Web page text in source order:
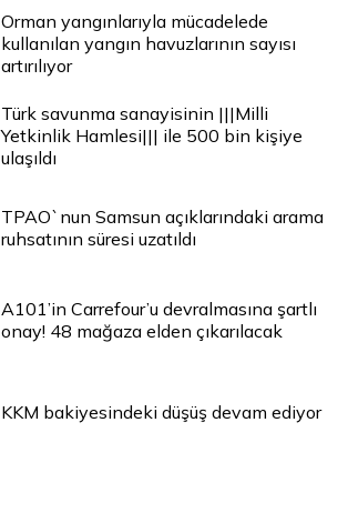
Orman yangınlarıyla mücadelede
kullanılan yangın havuzlarının sayısı
artırılıyor
Türk savunma sanayisinin |||Milli
Yetkinlik Hamlesi||| ile 500 bin kişiye
ulaşıldı
TPAO`nun Samsun açıklarındaki arama
ruhsatının süresi uzatıldı
A101’in Carrefour’u devralmasına şartlı
onay! 48 mağaza elden çıkarılacak
KKM bakiyesindeki düşüş devam ediyor